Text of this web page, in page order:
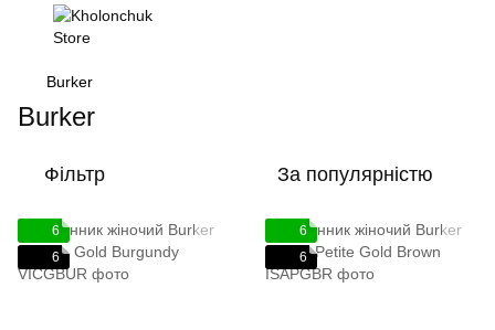
Burker
Burker
Фільтр За популярністю
6
6
6
6